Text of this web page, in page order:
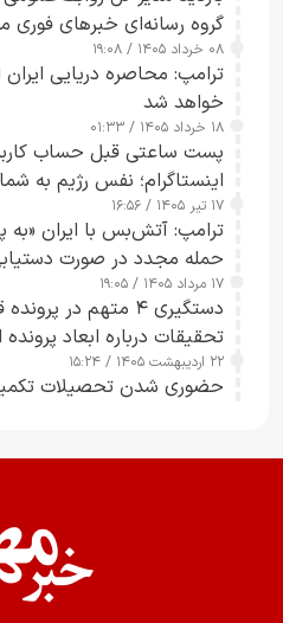
گروه رسانه‌ای خبرهای فوری
رسانه‌های هوشمند و مسئول
۰۸ خرداد ۱۴۰۵ / ۱۹:۰۸
ترامپ: محاصره دریایی ایران
خواهد شد
۱۸ خرداد ۱۴۰۵ / ۰۱:۳۳
پست ساعتی قبل حساب
اینستاگرام؛ نفس رژیم به
۱۷ تیر ۱۴۰۵ / ۱۶:۵۶
ترامپ: آتش‌بس با ایران «به
حمله مجدد در صورت
۱۷ مرداد ۱۴۰۵ / ۱۹:۰۵
دستگیری ۴ متهم در
تحقیقات درباره ابعاد پرونده
۲۲ اردیبهشت ۱۴۰۵ / ۱۵:۲۴
حضوری شدن تحصیلات